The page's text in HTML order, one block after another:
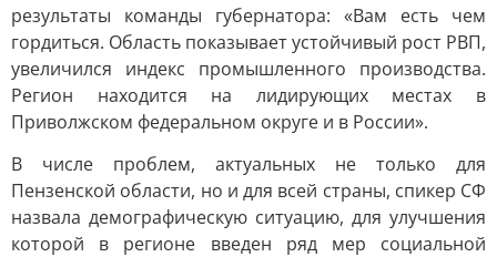
результаты команды губернатора: «Вам есть чем
гордиться. Область показывает устойчивый рост РВП,
увеличился индекс промышленного производства.
Регион находится на лидирующих местах в
Приволжском федеральном округе и в России».
В числе проблем, актуальных не только для
Пензенской области, но и для всей страны, спикер СФ
назвала демографическую ситуацию, для улучшения
которой в регионе введен ряд мер социальной